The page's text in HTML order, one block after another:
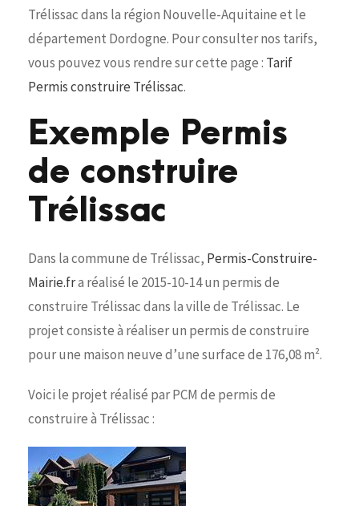
Trélissac dans la région Nouvelle-Aquitaine et le
département Dordogne. Pour consulter nos tarifs,
vous pouvez vous rendre sur cette page : Tarif
Permis construire Trélissac.
Exemple Permis
de construire
Trélissac
Dans la commune de Trélissac, Permis-Construire-
Mairie.fra réalisé le 2015-10-14 un permis de
construire Trélissac dans la ville de Trélissac. Le
projet consiste à réaliser un permis de construire
pour une maison neuve d’une surface de 176,08 m².
Voici le projet réalisé par PCM de permis de
construire à Trélissac :